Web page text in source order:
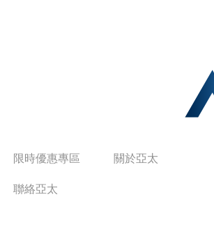
限時優惠專區 關於亞太
聯絡亞太